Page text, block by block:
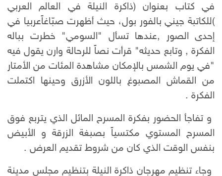
في كتاب بعنوان (ذاكرة النيلة في العالم العربي
)للكاتبة جيني بالفور بول، حيث أظهرت صبّاغاًعربيا في
إحدى الصور ,عندها تسأل "السومي" خطرت بباله
الفكرة , وتابع حديثه" قرأت نصاً للرحالة وارن يقول فيه
"في يوم الشمس بالإمكان مشاهدة المئات من الأمتار
من القماش المصبوغ باللون الأزرق وحينها اكتملت
الفكرة .
و تفاجأ الحضور بفكرة المسرح المائل الذي يتربع فوق
المسرح المستوي مكتسياً بصبغة الزرقة و الأبيض
بنفس الوقت الذي كان من شروط تقديم العرض .
وجاء تنظيم مهرجان ذاكرة النيلة بتنظيم مجلس مدينة